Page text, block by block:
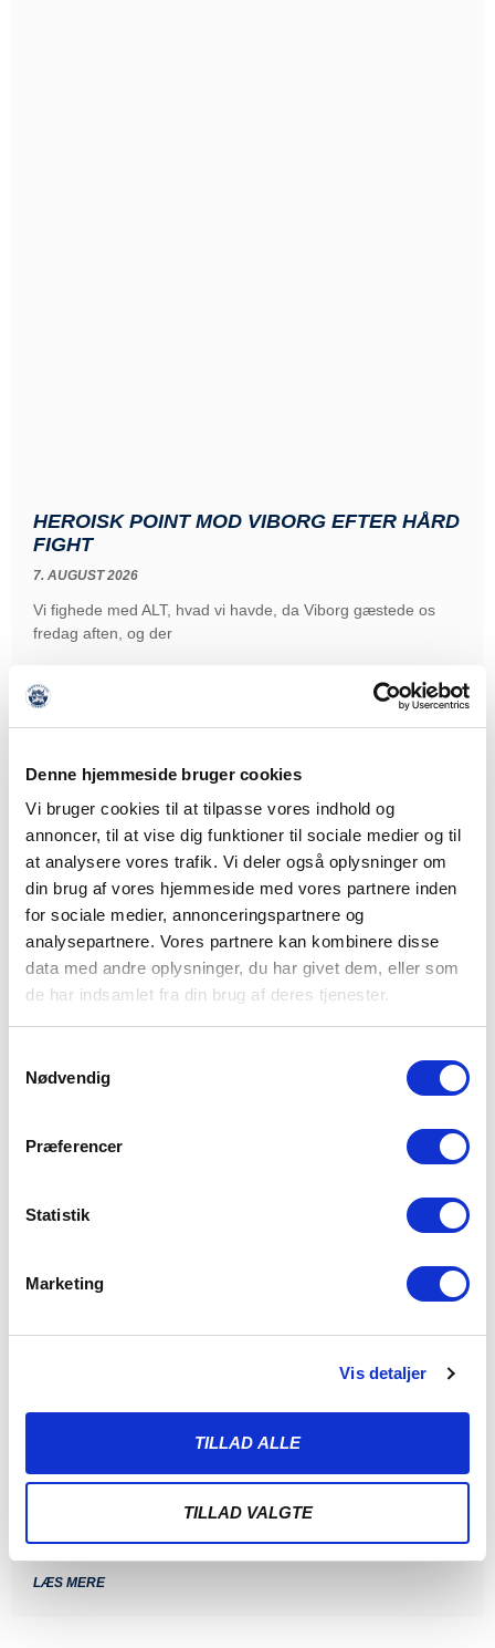
Denne hjemmeside bruger cookies
Vi bruger cookies til at tilpasse vores indhold og
annoncer, til at vise dig funktioner til sociale medier og til
at analysere vores trafik. Vi deler også oplysninger om
din brug af vores hjemmeside med vores partnere inden
for sociale medier, annonceringspartnere og
analysepartnere. Vores partnere kan kombinere disse
data med andre oplysninger, du har givet dem, eller som
de har indsamlet fra din brug af deres tjenester.
Nødvendig
Præferencer
Statistik
Marketing
Vis detaljer
TILLAD ALLE
TILLAD VALGTE
HEROISK POINT MOD VIBORG EFTER HÅRD
FIGHT
7. AUGUST 2026
Vi fighede med ALT, hvad vi havde, da Viborg gæstede os
fredag aften, og der
ALBERT RRAHMANI UDLEJES TIL
divisionsklubben Nykøbing FC i hele 2026/2027-sæsonen.
Sønderjyske Fodbold
LÆS MERE